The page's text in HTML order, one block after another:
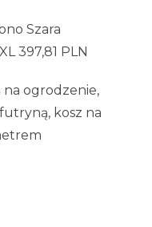
Szara
397,81 PLN
na ogrodzenie,
kosz na